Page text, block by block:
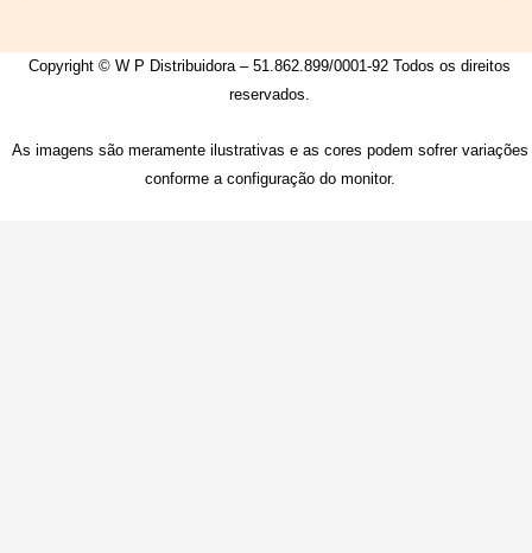
Copyright © W P Distribuidora – 51.862.899/0001-92 Todos os direitos
reservados.
As imagens são meramente ilustrativas e as cores podem sofrer variações
conforme a configuração do monitor.